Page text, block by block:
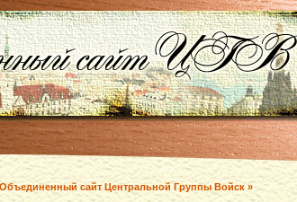
сайт Центральной Группы Войск »